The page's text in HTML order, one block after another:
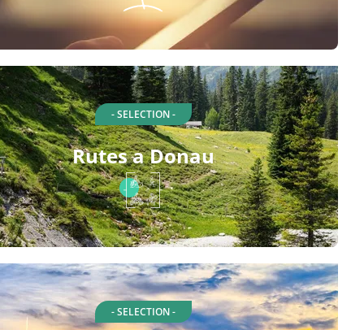
- SELECTION -
Rutes a Donau
- SELECTION -